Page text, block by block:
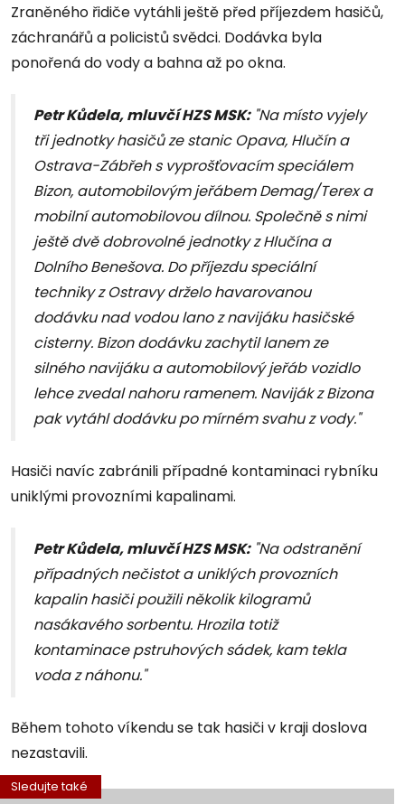
Zraněného řidiče vytáhli ještě před příjezdem hasičů,
záchranářů a policistů svědci. Dodávka byla
ponořená do vody a bahna až po okna.
Petr Kůdela, mluvčí HZS MSK:"Na místo vyjely
tři jednotky hasičů ze stanic Opava, Hlučín a
Ostrava-Zábřeh s vyprošťovacím speciálem
Bizon, automobilovým jeřábem Demag/Terex a
mobilní automobilovou dílnou. Společně s nimi
ještě dvě dobrovolné jednotky z Hlučína a
Dolního Benešova. Do příjezdu speciální
techniky z Ostravy drželo havarovanou
dodávku nad vodou lano z navijáku hasičské
cisterny. Bizon dodávku zachytil lanem ze
silného navijáku a automobilový jeřáb vozidlo
lehce zvedal nahoru ramenem. Naviják z Bizona
pak vytáhl dodávku po mírném svahu z vody."
Hasiči navíc zabránili případné kontaminaci rybníku
uniklými provozními kapalinami.
Petr Kůdela, mluvčí HZS MSK:"Na odstranění
případných nečistot a uniklých provozních
kapalin hasiči použili několik kilogramů
nasákavého sorbentu. Hrozila totiž
kontaminace pstruhových sádek, kam tekla
voda z náhonu."
Během tohoto víkendu se tak hasiči v kraji doslova
nezastavili.
Sledujte také